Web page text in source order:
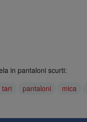
in pantaloni scurti:
tari pantaloni mica